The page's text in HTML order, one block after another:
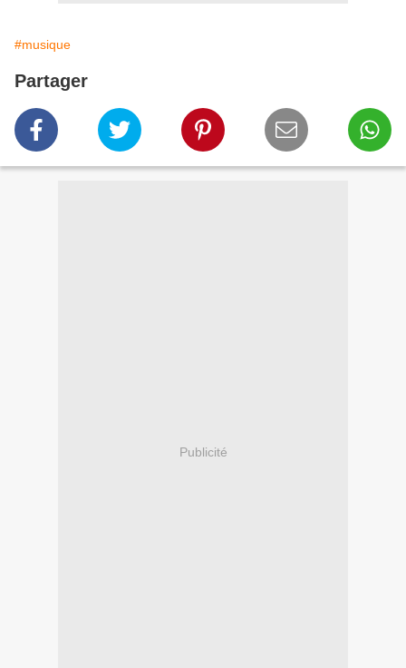
#musique
Partager
Publicité